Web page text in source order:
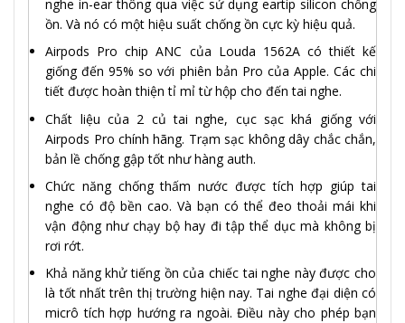
nghe in-ear thông qua việc sử dụng eartip silicon chống
ồn. Và nó có một hiệu suất chống ồn cực kỳ hiệu quả.
Airpods Pro chip ANC của Louda 1562A có thiết kế
giống đến 95% so với phiên bản Pro của Apple. Các chi
tiết được hoàn thiện tỉ mỉ từ hộp cho đến tai nghe.
Chất liệu của 2 củ tai nghe, cục sạc khá giống với
Airpods Pro chính hãng. Trạm sạc không dây chắc chắn,
bản lề chống gập tốt như hàng auth.
Chức năng chống thấm nước được tích hợp giúp tai
nghe có độ bền cao. Và bạn có thể đeo thoải mái khi
vận động như chạy bộ hay đi tập thể dục mà không bị
rơi rớt.
Khả năng khử tiếng ồn của chiếc tai nghe này được cho
là tốt nhất trên thị trường hiện nay. Tai nghe đại diện có
micrô tích hợp hướng ra ngoài. Điều này cho phép bạn